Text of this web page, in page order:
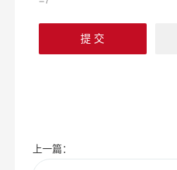
上一篇：